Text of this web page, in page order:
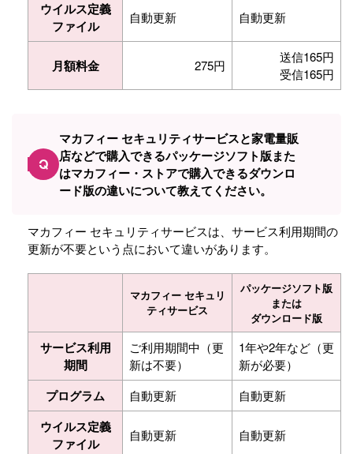
ウイルス定義
ファイル
自動更新 自動更新
月額料金 275円
送信165円
受信165円
Q
マカフィー セキュリティサービスと家電量販
店などで購入できるパッケージソフト版また
はマカフィー・ストアで購入できるダウンロ
ード版の違いについて教えてください。
マカフィー セキュリティサービスは、サービス利用期間の
更新が不要という点において違いがあります。
マカフィー セキュリ
ティサービス
パッケージソフト版
または
ダウンロード版
サービス利用
期間
ご利用期間中（更
新は不要）
1年や2年など（更
新が必要）
プログラム 自動更新 自動更新
ウイルス定義
ファイル
自動更新 自動更新